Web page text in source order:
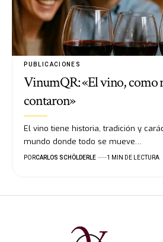
PUBLICACIONES
VinumQR: «El vino, como
contaron»
El vino tiene historia, tradición y
mundo donde todo se mueve…
PORCARLOS SCHÖLDERLE 1 MIN DE LECTURA